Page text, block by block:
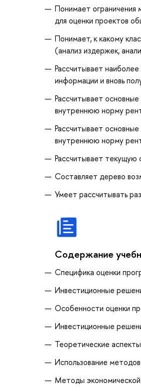
Понимает ограничения
для оценки проектов
Понимает, к какому
(анализ издержек,
Рассчитывает
информации и вновь
Рассчитывает
внутреннюю норму
Рассчитывает
внутреннюю норму
Рассчитывает текущую
Составляет дерево
Умеет рассчитывать
Содержание
Специфика оценки
Инвестиционные
Особенности оценки
Инвестиционные
Теоретические
Использование
Методы